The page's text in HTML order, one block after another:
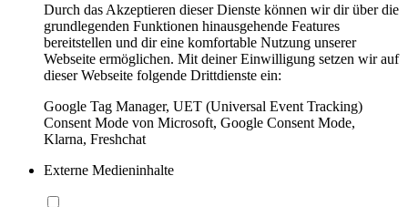
Durch das Akzeptieren dieser Dienste können wir dir über die
grundlegenden Funktionen hinausgehende Features
bereitstellen und dir eine komfortable Nutzung unserer
Webseite ermöglichen. Mit deiner Einwilligung setzen wir auf
dieser Webseite folgende Drittdienste ein:
Google Tag Manager, UET (Universal Event Tracking)
Consent Mode von Microsoft, Google Consent Mode,
Klarna, Freshchat
Externe Medieninhalte